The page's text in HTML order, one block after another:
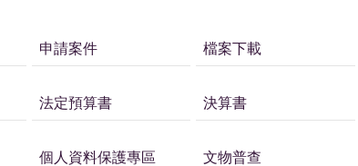
申請案件 檔案下載
法定預算書 決算書
個人資料保護專區 文物普查